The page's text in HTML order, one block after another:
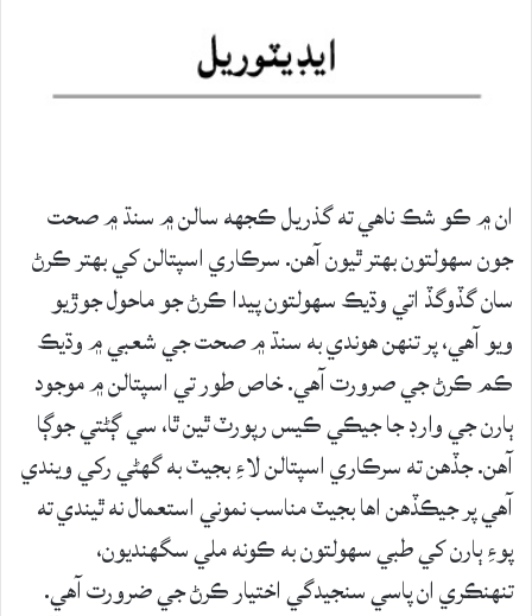
ان ۾ ڪو شڪ ناهي ته گذريل ڪجهه سالن ۾ سنڌ ۾ صحت
جون سهولتون بهتر ٿيون آهن. سرڪاري اسپتالن کي بهتر ڪرڻ
سان گڏوگڏ اتي وڌيڪ سهولتون پيدا ڪرڻ جو ماحول جوڙيو
ويو آهي، پر تنهن هوندي به سنڌ ۾ صحت جي شعبي ۾ وڌيڪ
ڪم ڪرڻ جي صرورت آهي. خاص طور تي اسپتالن ۾ موجود
ٻارن جي وارڊ جا جيڪي ڪيس رپورٽ ٿين ٿا، سي ڳڻتي جوڳا
آهن. جڏهن ته سرڪاري اسپتالن لاءِ بجيٽ به گهڻي رکي ويندي
آهي پر جيڪڏهن اها بجيٽ مناسب نموني استعمال نه ٿيندي ته
پوءِ ٻارن کي طبي سهولتون به ڪونه ملي سگهنديون،
تنهنڪري ان پاسي سنجيدگي اختيار ڪرڻ جي ضرورت آهي.